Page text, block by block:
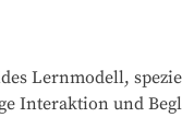
Lernmodell,
Interaktion und